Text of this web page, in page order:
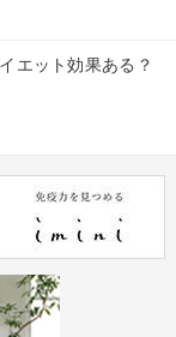
エット効果ある？